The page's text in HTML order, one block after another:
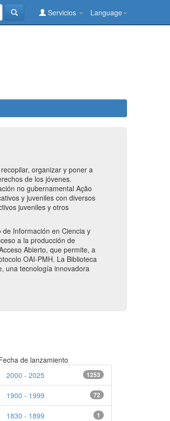
Language
Servicios
organizar y poner a
de los jóvenes.
no gubernamental Ação
y juveniles con diversos
juveniles y otros
Información en Ciencia y
a la producción de
Abierto, que permite, a
OAI-PMH. La Biblioteca
una tecnología innovadora
de lanzamiento
1253
2000 - 2025
72
1900 - 1999
1
1830 - 1899